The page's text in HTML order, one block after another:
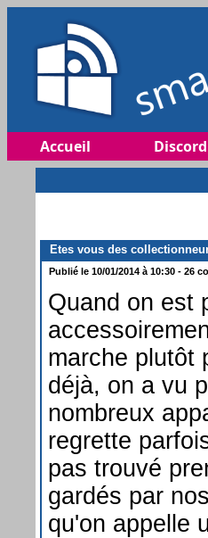
Accueil Discord
Etes vous des
Publié le 10/01/2014 à 10:30 - 26
Quand on est
marche plutôt
déjà, on a vu
nombreux
regrette
pas trouvé
gardés par
qu'on appelle